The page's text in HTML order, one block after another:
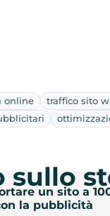
online
traffico sito
un sito a
la pubblicità
sullo